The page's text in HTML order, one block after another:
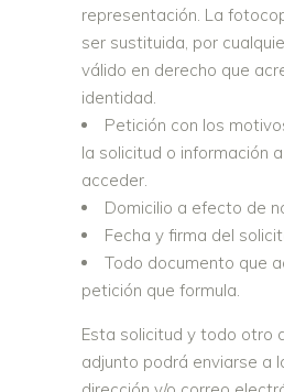
representación. La
ser sustituida, por
válido en derecho que
identidad.
Petición con los
la solicitud o información
acceder.
Domicilio a efecto de
Fecha y firma del
Todo documento que
petición que formula.
Esta solicitud y todo otro
adjunto podrá enviarse a